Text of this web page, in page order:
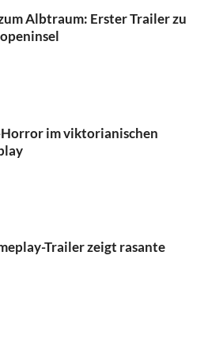
Albtraum: Erster Trailer zu
im viktorianischen
Trailer zeigt rasante